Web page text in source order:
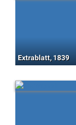
Extrablatt, 1839